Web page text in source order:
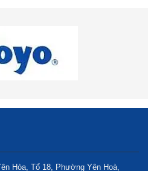
Hòa, Tổ 18, Phường Yên Hoà,